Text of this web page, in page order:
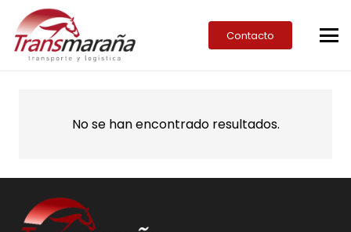
Contacto
No se han encontrado resultados.